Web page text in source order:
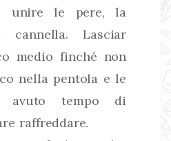
unire le pere, la
Lasciar
medio finché non
nella pentola e le
avuto tempo di
raffreddare.